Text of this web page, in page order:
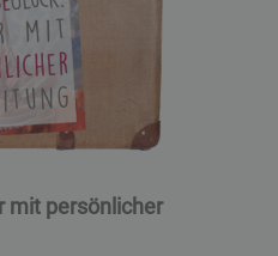
mit persönlicher